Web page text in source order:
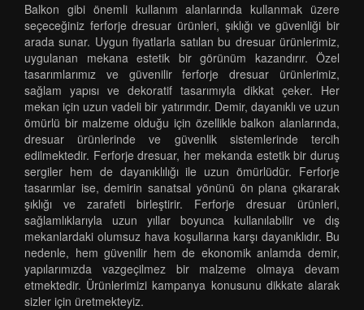
Balkon gibi önemli kullanım alanlarında kullanmak üzere
seçeceğiniz ferforje dresuar ürünleri, şıklığı ve güvenliği bir
arada sunar. Uygun fiyatlarla satılan bu dresuar ürünlerimiz,
uygulanan mekana estetik bir görünüm kazandırır. Özel
tasarımlarımız ve güvenilir ferforje dresuar ürünlerimiz,
sağlam yapısı ve dekoratif tasarımıyla dikkat çeker. Her
mekan için uzun vadeli bir yatırımdır. Demir, dayanıklı ve uzun
ömürlü bir malzeme olduğu için özellikle balkon alanlarında,
dresuar ürünlerinde ve güvenlik sistemlerinde tercih
edilmektedir. Ferforje dresuar, her mekanda estetik bir duruş
sergiler hem de dayanıklılığı ile uzun ömürlüdür. Ferforje
tasarımlar ise, demirin sanatsal yönünü ön plana çıkararak
şıklığı ve zarafeti birleştirir. Ferforje dresuar ürünleri,
sağlamlıklarıyla uzun yıllar boyunca kullanılabilir ve dış
mekanlardaki olumsuz hava koşullarına karşı dayanıklıdır. Bu
nedenle, hem güvenilir hem de ekonomik anlamda demir,
yapılarımızda vazgeçilmez bir malzeme olmaya devam
etmektedir. Ürünlerimizi kampanya konusunu dikkate alarak
sizler için üretmekteyiz.